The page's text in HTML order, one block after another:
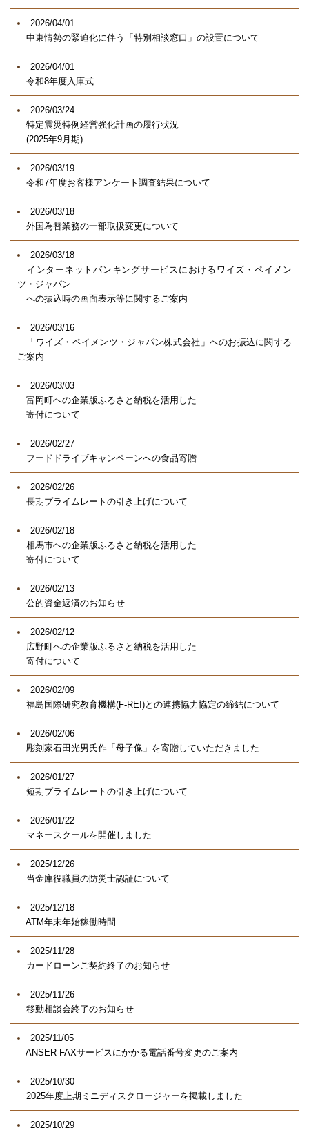
2026/04/01
中東情勢の緊迫化に伴う「特別相談窓口」の設置について
2026/04/01
令和8年度入庫式
2026/03/24
特定震災特例経営強化計画の履行状況
(2025年9月期)
2026/03/19
令和7年度お客様アンケート調査結果について
2026/03/18
外国為替業務の一部取扱変更について
2026/03/18
インターネットバンキングサービスにおけるワイズ・ペイメン
ツ・ジャパン
への振込時の画面表示等に関するご案内
2026/03/16
「ワイズ・ペイメンツ・ジャパン株式会社」へのお振込に関する
ご案内
2026/03/03
富岡町への企業版ふるさと納税を活用した
寄付について
2026/02/27
フードドライブキャンペーンへの食品寄贈
2026/02/26
長期プライムレートの引き上げについて
2026/02/18
相馬市への企業版ふるさと納税を活用した
寄付について
2026/02/13
公的資金返済のお知らせ
2026/02/12
広野町への企業版ふるさと納税を活用した
寄付について
2026/02/09
福島国際研究教育機構(F-REI)との連携協力協定の締結について
2026/02/06
彫刻家石田光男氏作「母子像」を寄贈していただきました
2026/01/27
短期プライムレートの引き上げについて
2026/01/22
マネースクールを開催しました
2025/12/26
当金庫役職員の防災士認証について
2025/12/18
ATM年末年始稼働時間
2025/11/28
カードローンご契約終了のお知らせ
2025/11/26
移動相談会終了のお知らせ
2025/11/05
ANSER-FAXサービスにかかる電話番号変更のご案内
2025/10/30
2025年度上期ミニディスクロージャーを掲載しました
2025/10/29